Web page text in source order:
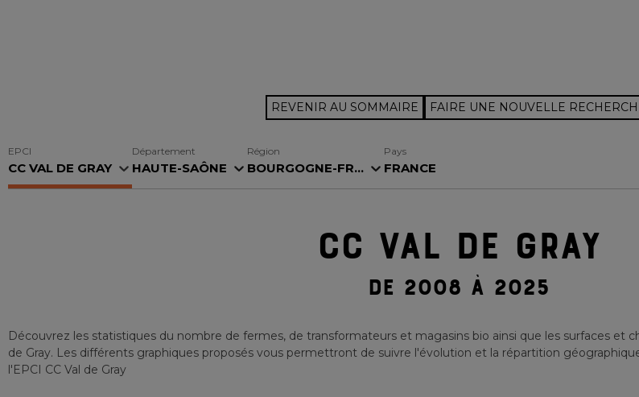
REVENIR AU SOMMAIRE FAIRE UNE NOUVELLE
EPCI
CC VAL DE GRAY
Département
HAUTE-SAÔNE
Région
BOURGOGNE-FR...
Pays
FRANCE
CC VAL DE GRAY
DE 2008 À 2025
Découvrez les statistiques du nombre de fermes, de transformateurs et magasins bio ainsi que les surfaces et
de Gray. Les différents graphiques proposés vous permettront de suivre l'évolution et la répartition
l'EPCI CC Val de Gray